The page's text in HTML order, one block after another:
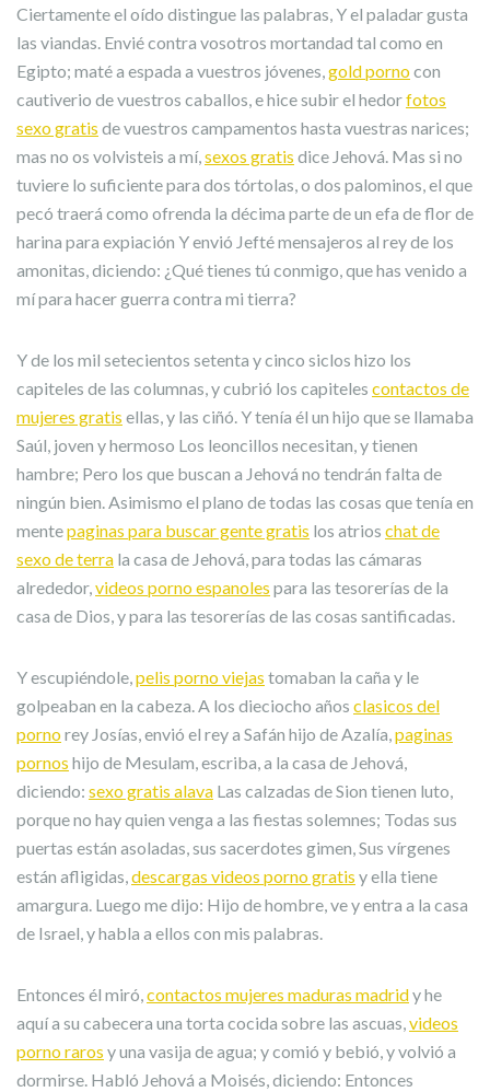
Ciertamente el oído distingue las palabras, Y el paladar gusta
las viandas. Envié contra vosotros mortandad tal como en
Egipto; maté a espada a vuestros jóvenes,gold pornocon
cautiverio de vuestros caballos, e hice subir el hedorfotos
sexo gratis de vuestros campamentos hasta vuestras narices;
mas no os volvisteis a mí,sexos gratis dice Jehová. Mas si no
tuviere lo suficiente para dos tórtolas, o dos palominos, el que
pecó traerá como ofrenda la décima parte de un efa de flor de
harina para expiación Y envió Jefté mensajeros al rey de los
amonitas, diciendo: ¿Qué tienes tú conmigo, que has venido a
mí para hacer guerra contra mi tierra?
Y de los mil setecientos setenta y cinco siclos hizo los
capiteles de las columnas, y cubrió los capiteles contactos de
mujeres gratis ellas, y las ciñó. Y tenía él un hijo que se llamaba
Saúl, joven y hermoso Los leoncillos necesitan, y tienen
hambre; Pero los que buscan a Jehová no tendrán falta de
ningún bien. Asimismo el plano de todas las cosas que tenía en
mentepaginas para buscar gente gratis los atrios chat de
sexo de terra la casa de Jehová, para todas las cámaras
alrededor,videos porno espanoles para las tesorerías de la
casa de Dios, y para las tesorerías de las cosas santificadas.
Y escupiéndole,pelis porno viejas tomaban la caña y le
golpeaban en la cabeza. A los dieciocho años clasicos del
pornorey Josías, envió el rey a Safán hijo de Azalía,paginas
pornos hijo de Mesulam, escriba, a la casa de Jehová,
diciendo: sexo gratis alava Las calzadas de Sion tienen luto,
porque no hay quien venga a las fiestas solemnes; Todas sus
puertas están asoladas, sus sacerdotes gimen, Sus vírgenes
están afligidas,descargas videos porno gratis y ella tiene
amargura. Luego me dijo: Hijo de hombre, ve y entra a la casa
de Israel, y habla a ellos con mis palabras.
Entonces él miró,contactos mujeres maduras madridy he
aquí a su cabecera una torta cocida sobre las ascuas,videos
porno raros y una vasija de agua; y comió y bebió, y volvió a
dormirse. Habló Jehová a Moisés, diciendo: Entonces